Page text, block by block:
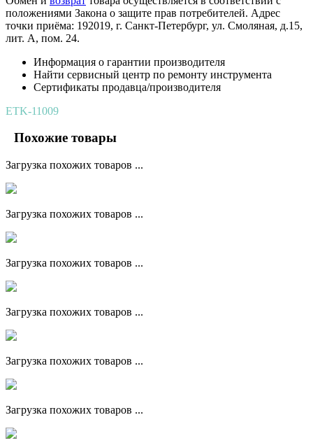
положениями Закона о защите прав потребителей. Адрес
точки приёма: 192019, г. Санкт-Петербург, ул. Смоляная, д.15,
лит. А, пом. 24.
Информация о гарантии производителя
Найти сервисный центр по ремонту инструмента
Сертификаты продавца/производителя
ETK-11009
Похожие товары
Загрузка похожих товаров ...
Загрузка похожих товаров ...
Загрузка похожих товаров ...
Загрузка похожих товаров ...
Загрузка похожих товаров ...
Загрузка похожих товаров ...